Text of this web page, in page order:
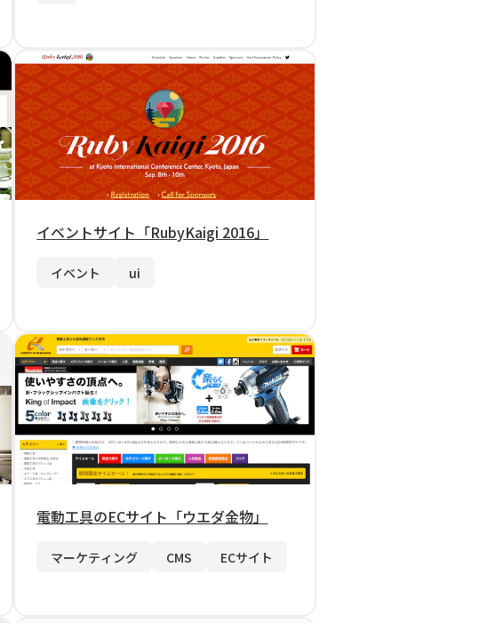
イベントサイト「RubyKaigi 2016」
イベント ui
電動工具のECサイト「ウエダ金物」
マーケティング CMS ECサイト